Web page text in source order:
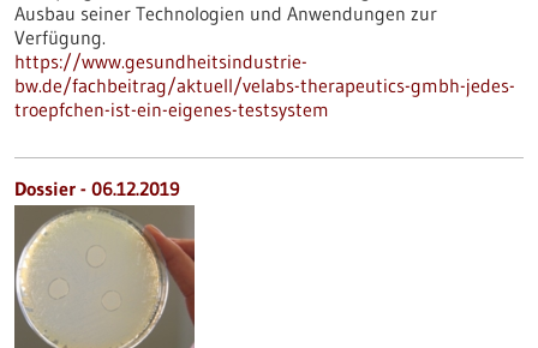
Ausbau seiner Technologien und Anwendungen zur
Verfügung.
https://www.gesundheitsindustrie-
bw.de/fachbeitrag/aktuell/velabs-therapeutics-gmbh-jedes-
troepfchen-ist-ein-eigenes-testsystem
Dossier - 06.12.2019